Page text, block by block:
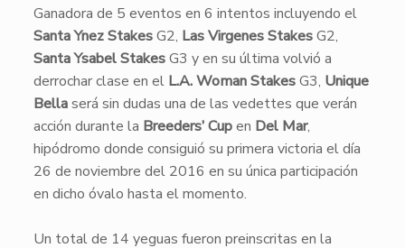
Ganadora de 5 eventos en 6 intentos incluyendo el
Santa Ynez StakesG2, Las Virgenes StakesG2,
Santa Ysabel StakesG3 y en su última volvió a
derrochar clase en el L.A. Woman StakesG3, Unique
Bellaserá sin dudas una de las vedettes que verán
acción durante la Breeders’ Cupen Del Mar,
hipódromo donde consiguió su primera victoria el día
26 de noviembre del 2016 en su única participación
en dicho óvalo hasta el momento.
Un total de 14 yeguas fueron preinscritas en la